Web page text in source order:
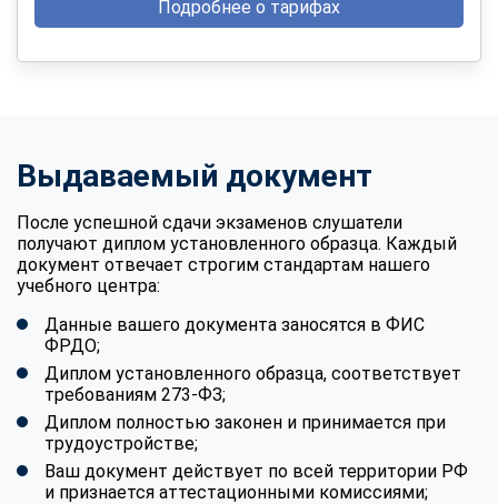
Подробнее о тарифах
Выдаваемый документ
После успешной сдачи экзаменов слушатели
получают диплом установленного образца. Каждый
документ отвечает строгим стандартам нашего
учебного центра:
Данные вашего документа заносятся в ФИС
ФРДО;
Диплом установленного образца, соответствует
требованиям 273-ФЗ;
Диплом полностью законен и принимается при
трудоустройстве;
Ваш документ действует по всей территории РФ
и признается аттестационными комиссиями;